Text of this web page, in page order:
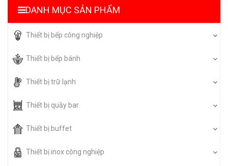
DANH MỤC SẢN PHẨM
Thiết bị bếp công nghiệp
Thiết bị bếp bánh
Thiết bị trữ lạnh
Thiết bị quầy bar
Thiết bị buffet
Thiết bị inox công nghiệp